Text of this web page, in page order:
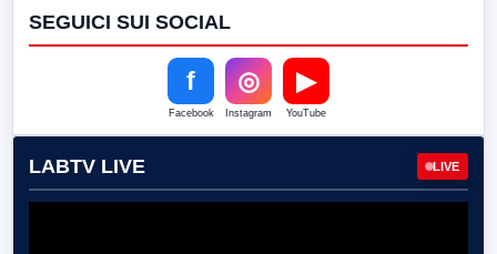
SEGUICI SUI SOCIAL
f
Facebook
◎
Instagram
▶
YouTube
LABTV LIVE LIVE